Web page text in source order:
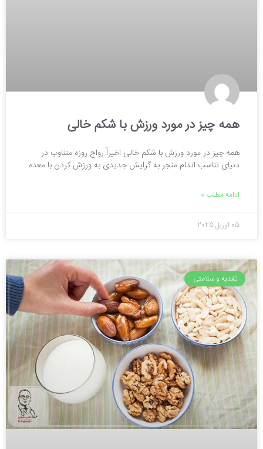
همه چیز در مورد ورزش با شکم خالی
همه چیز در مورد ورزش با شکم خالی اخیراً رواج روزه متناوب در
دنیای تناسب اندام منجر به گرایش جدیدی به ورزش کردن با معده
ادامه مطلب »
05 آوریل 2025
تغذیه و سلامتی